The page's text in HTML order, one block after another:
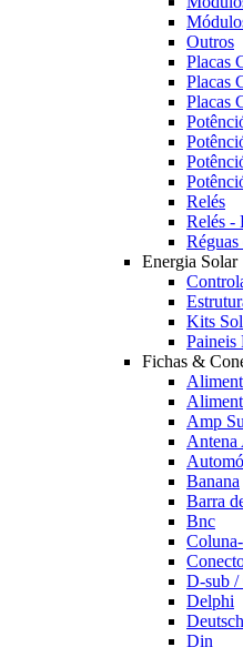
Outros
Placas
Placas
Placas
Relés
Relés -
Energia Solar
Kits
Paineis
Fichas &
Amp
Antena
Banana
Barra
Bnc
D-sub /
Delphi
Deutsch
Din